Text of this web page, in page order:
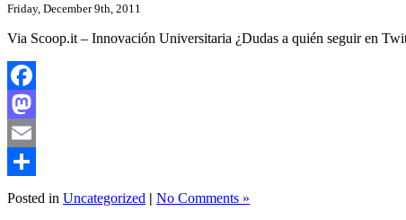
Friday, December 9th, 2011
Via Scoop.it – Innovación Universitaria ¿Dudas a quién seguir en
Facebook
Mastodon
Email
Share
Posted in Uncategorized | No Comments »